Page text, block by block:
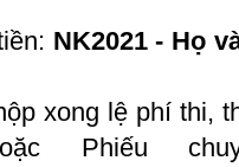
NK2021 - Họ
lệ phí thi, thí
Phiếu